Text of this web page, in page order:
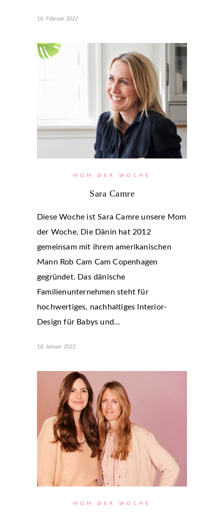
16. Februar 2022
MOM DER WOCHE
Sara Camre
Diese Woche ist Sara Camre unsere Mom
der Woche. Die Dänin hat 2012
gemeinsam mit ihrem amerikanischen
Mann Rob Cam Cam Copenhagen
gegründet. Das dänische
Familienunternehmen steht für
hochwertiges, nachhaltiges Interior-
Design für Babys und…
18. Januar 2022
MOM DER WOCHE